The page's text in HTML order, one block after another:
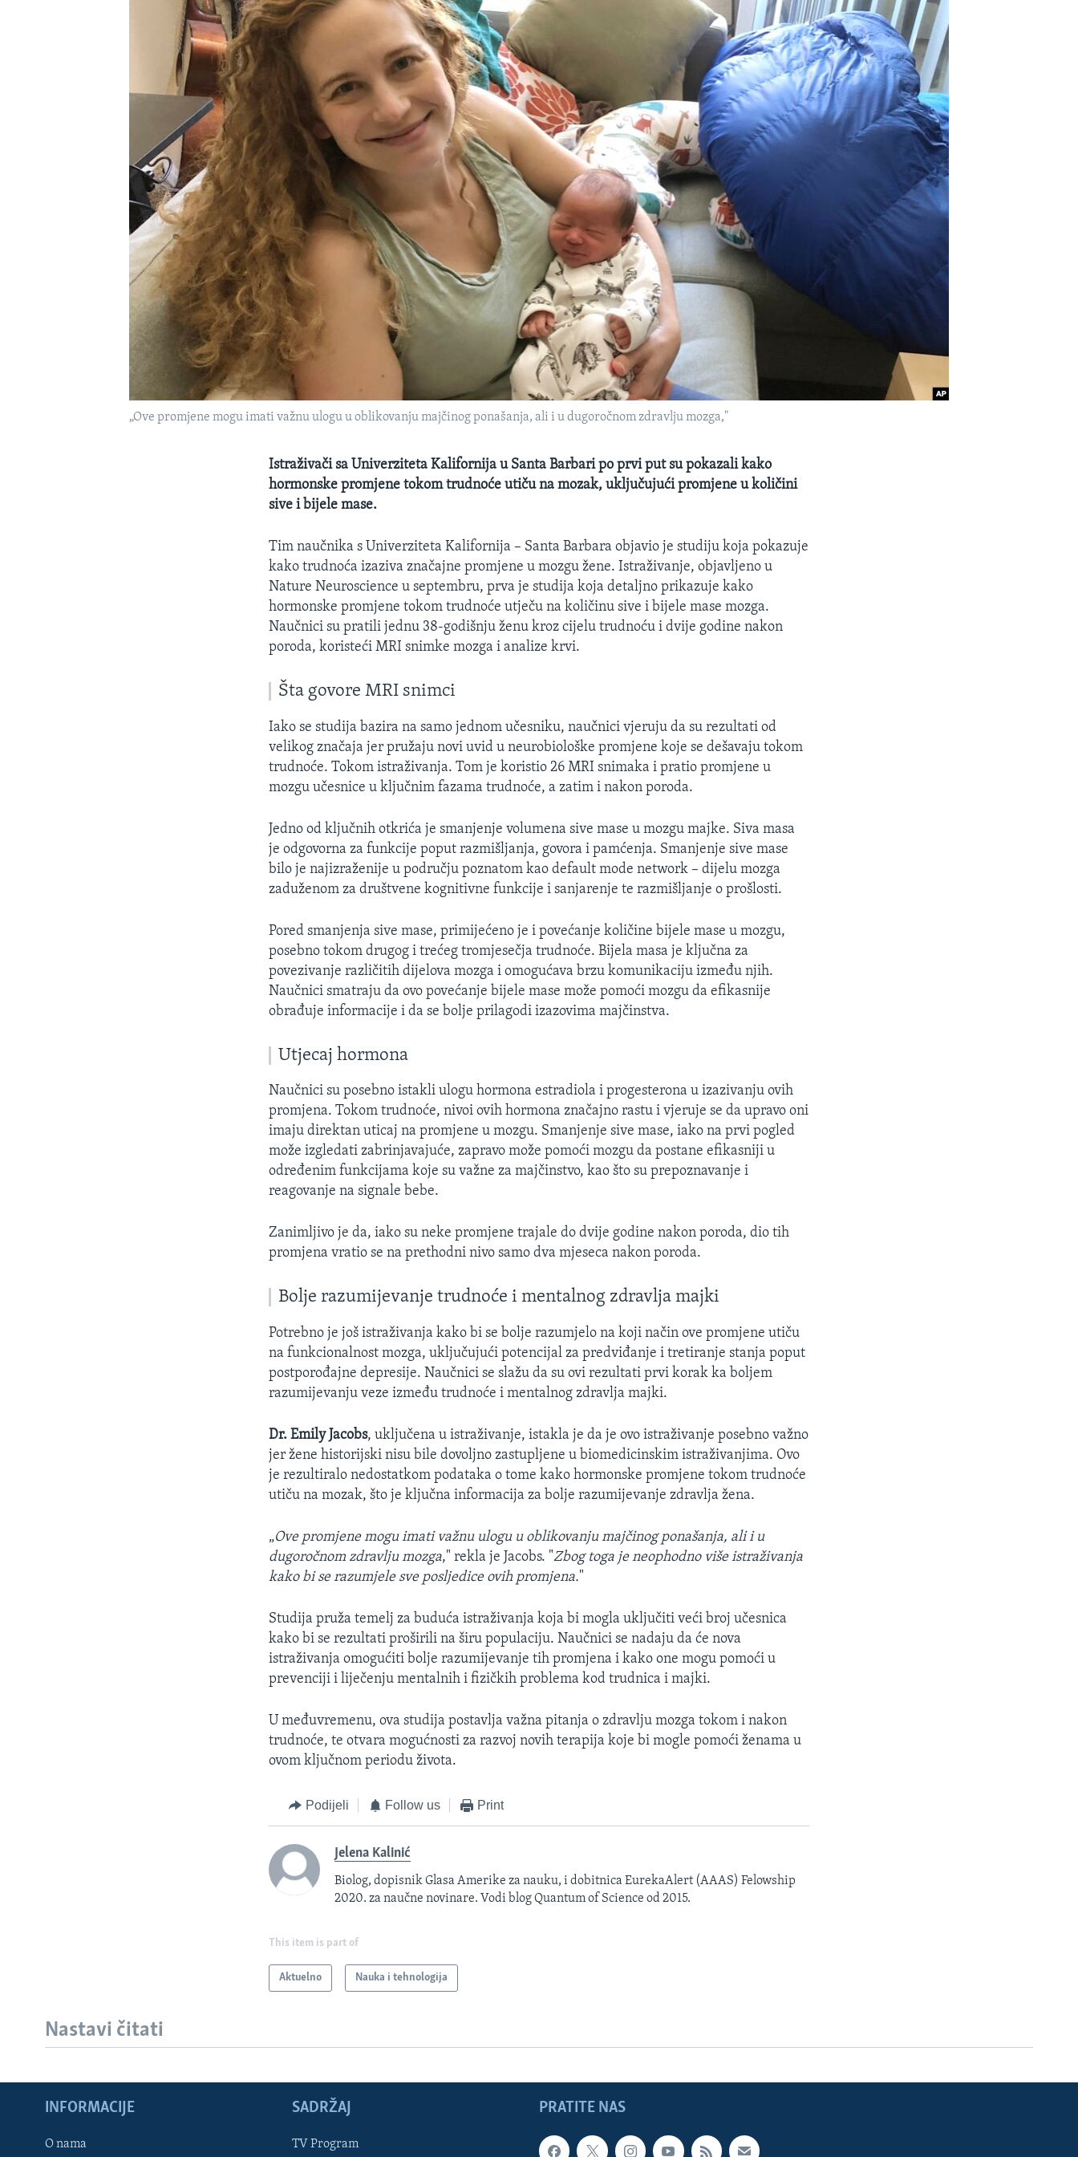
Learning English
„Ove promjene mogu imati važnu ulogu u oblikovanju majčinog ponašanja, ali i u dugoročnom zdravlju mozga,"
Istraživači sa Univerziteta Kalifornija u Santa Barbari po prvi put su pokazali kako
hormonske promjene tokom trudnoće utiču na mozak, uključujući promjene u količini
sive i bijele mase.
Tim naučnika s Univerziteta Kalifornija – Santa Barbara objavio je studiju koja pokazuje
kako trudnoća izaziva značajne promjene u mozgu žene. Istraživanje, objavljeno u
Nature Neuroscience u septembru, prva je studija koja detaljno prikazuje kako
hormonske promjene tokom trudnoće utječu na količinu sive i bijele mase mozga.
Naučnici su pratili jednu 38-godišnju ženu kroz cijelu trudnoću i dvije godine nakon
poroda, koristeći MRI snimke mozga i analize krvi.
Šta govore MRI snimci
Iako se studija bazira na samo jednom učesniku, naučnici vjeruju da su rezultati od
velikog značaja jer pružaju novi uvid u neurobiološke promjene koje se dešavaju tokom
trudnoće. Tokom istraživanja. Tom je koristio 26 MRI snimaka i pratio promjene u
mozgu učesnice u ključnim fazama trudnoće, a zatim i nakon poroda.
Jedno od ključnih otkrića je smanjenje volumena sive mase u mozgu majke. Siva masa
je odgovorna za funkcije poput razmišljanja, govora i pamćenja. Smanjenje sive mase
bilo je najizraženije u području poznatom kao default mode network – dijelu mozga
zaduženom za društvene kognitivne funkcije i sanjarenje te razmišljanje o prošlosti.
Pored smanjenja sive mase, primijećeno je i povećanje količine bijele mase u mozgu,
posebno tokom drugog i trećeg tromjesečja trudnoće. Bijela masa je ključna za
povezivanje različitih dijelova mozga i omogućava brzu komunikaciju između njih.
Naučnici smatraju da ovo povećanje bijele mase može pomoći mozgu da efikasnije
obrađuje informacije i da se bolje prilagodi izazovima majčinstva.
Utjecaj hormona
Naučnici su posebno istakli ulogu hormona estradiola i progesterona u izazivanju ovih
promjena. Tokom trudnoće, nivoi ovih hormona značajno rastu i vjeruje se da upravo oni
imaju direktan uticaj na promjene u mozgu. Smanjenje sive mase, iako na prvi pogled
može izgledati zabrinjavajuće, zapravo može pomoći mozgu da postane efikasniji u
određenim funkcijama koje su važne za majčinstvo, kao što su prepoznavanje i
reagovanje na signale bebe.
Zanimljivo je da, iako su neke promjene trajale do dvije godine nakon poroda, dio tih
promjena vratio se na prethodni nivo samo dva mjeseca nakon poroda.
Bolje razumijevanje trudnoće i mentalnog zdravlja majki
Potrebno je još istraživanja kako bi se bolje razumjelo na koji način ove promjene utiču
na funkcionalnost mozga, uključujući potencijal za predviđanje i tretiranje stanja poput
postporođajne depresije. Naučnici se slažu da su ovi rezultati prvi korak ka boljem
razumijevanju veze između trudnoće i mentalnog zdravlja majki.
Dr. Emily Jacobs, uključena u istraživanje, istakla je da je ovo istraživanje posebno važno
jer žene historijski nisu bile dovoljno zastupljene u biomedicinskim istraživanjima. Ovo
je rezultiralo nedostatkom podataka o tome kako hormonske promjene tokom trudnoće
utiču na mozak, što je ključna informacija za bolje razumijevanje zdravlja žena.
„Ove promjene mogu imati važnu ulogu u oblikovanju majčinog ponašanja, ali i u
dugoročnom zdravlju mozga," rekla je Jacobs. "Zbog toga je neophodno više istraživanja
kako bi se razumjele sve posljedice ovih promjena."
Studija pruža temelj za buduća istraživanja koja bi mogla uključiti veći broj učesnica
kako bi se rezultati proširili na širu populaciju. Naučnici se nadaju da će nova
istraživanja omogućiti bolje razumijevanje tih promjena i kako one mogu pomoći u
prevenciji i liječenju mentalnih i fizičkih problema kod trudnica i majki.
U međuvremenu, ova studija postavlja važna pitanja o zdravlju mozga tokom i nakon
trudnoće, te otvara mogućnosti za razvoj novih terapija koje bi mogle pomoći ženama u
ovom ključnom periodu života.
Podijeli Follow us Print
Jelena Kalinić
Biolog, dopisnik Glasa Amerike za nauku, i dobitnica EurekaAlert (AAAS) Felowship
2020. za naučne novinare. Vodi blog Quantum of Science od 2015.
This item is part of
Aktuelno Nauka i tehnologija
Nastavi čitati
PRATITE NAS
INFORMACIJE
O nama
SADRŽAJ
TV Program